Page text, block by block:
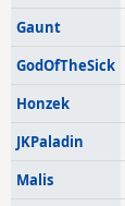
Gaunt
GodOfTheSick
Honzek
JKPaladin
Malis